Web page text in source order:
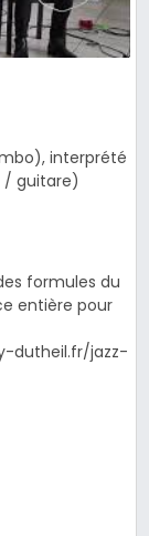
interprété
/ guitare)
formules du
entière pour
dutheil.fr/jazz-